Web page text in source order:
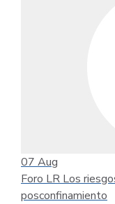
07 Aug
Foro LR Los
posconfinamiento